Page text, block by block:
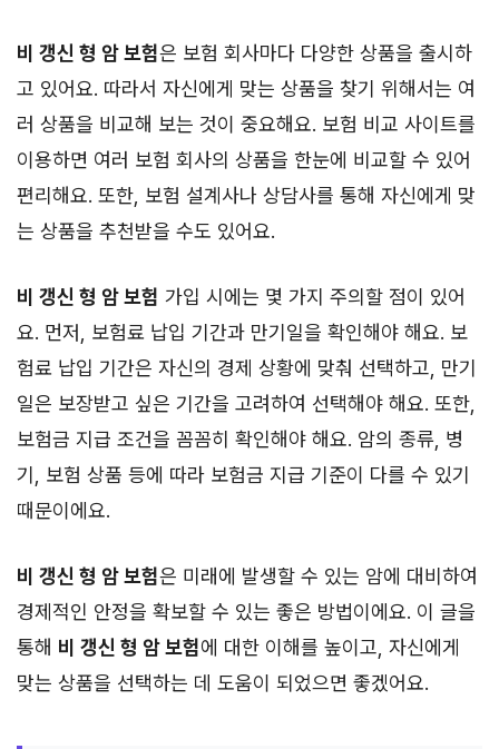
비 갱신 형 암 보험은 보험 회사마다 다양한 상품을 출시하
고 있어요. 따라서 자신에게 맞는 상품을 찾기 위해서는 여
러 상품을 비교해 보는 것이 중요해요. 보험 비교 사이트를
이용하면 여러 보험 회사의 상품을 한눈에 비교할 수 있어
편리해요. 또한, 보험 설계사나 상담사를 통해 자신에게 맞
는 상품을 추천받을 수도 있어요.
비 갱신 형 암 보험 가입 시에는 몇 가지 주의할 점이 있어
요. 먼저, 보험료 납입 기간과 만기일을 확인해야 해요. 보
험료 납입 기간은 자신의 경제 상황에 맞춰 선택하고, 만기
일은 보장받고 싶은 기간을 고려하여 선택해야 해요. 또한,
보험금 지급 조건을 꼼꼼히 확인해야 해요. 암의 종류, 병
기, 보험 상품 등에 따라 보험금 지급 기준이 다를 수 있기
때문이에요.
비 갱신 형 암 보험은 미래에 발생할 수 있는 암에 대비하여
경제적인 안정을 확보할 수 있는 좋은 방법이에요. 이 글을
통해 비 갱신 형 암 보험에 대한 이해를 높이고, 자신에게
맞는 상품을 선택하는 데 도움이 되었으면 좋겠어요.